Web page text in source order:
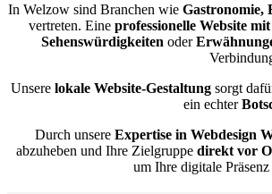
In Welzow sind Branchen wie Gastronomie,
vertreten. Eine professionelle Website
Sehenswürdigkeiten oder
Unsere lokale Website-Gestaltungsorgt
ein echter
Durch unsere Expertise in Webdesign
abzuheben und Ihre Zielgruppe direkt vor
um Ihre digitale